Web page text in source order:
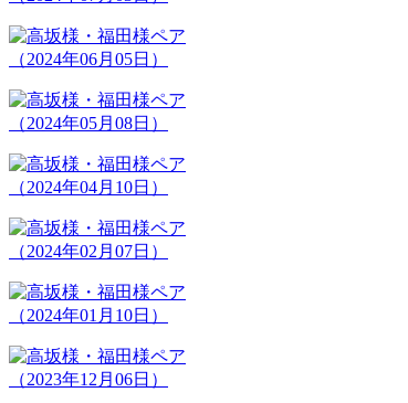
（2024年06月05日）
（2024年05月08日）
（2024年04月10日）
（2024年02月07日）
（2024年01月10日）
（2023年12月06日）